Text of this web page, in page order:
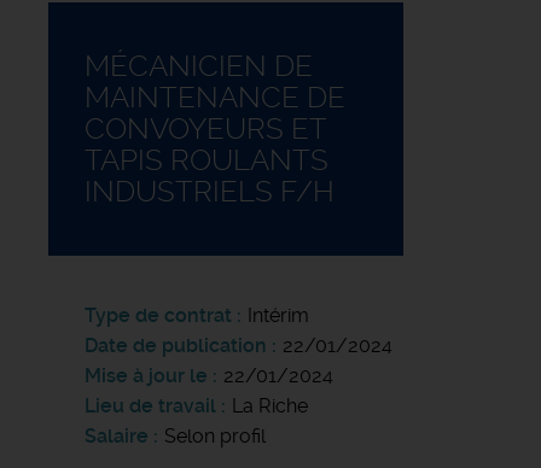
MÉCANICIEN DE
MAINTENANCE DE
CONVOYEURS ET
TAPIS ROULANTS
INDUSTRIELS F/H
Type de contrat
Intérim
Date de publication
22/01/2024
Mise à jour le
22/01/2024
Lieu de travail
La Riche
Salaire
Selon profil